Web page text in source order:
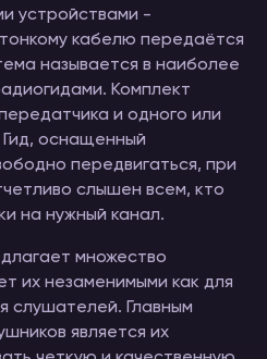
устройствами -
кабелю передаётся
называется в наиболее
Комплект
и одного или
Гид, оснащенный
передвигаться, при
слышен всем, кто
на нужный канал.
множество
их незаменимыми как для
слушателей. Главным
является их